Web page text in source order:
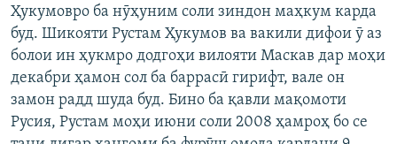
Ҳукумовро ба нӯҳуним соли зиндон маҳкум карда
буд. Шикояти Рустам Ҳукумов ва вакили дифои ӯ аз
болои ин ҳукмро додгоҳи вилояти Маскав дар моҳи
декабри ҳамон сол ба баррасӣ гирифт, вале он
замон радд шуда буд. Бино ба қавли мақомоти
Русия, Рустам моҳи июни соли 2008 ҳамроҳ бо се